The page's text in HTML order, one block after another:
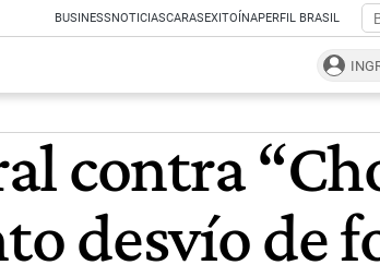
BUSINESSNOTICIASCARASEXITOÍNAPERFIL BRASIL
contra
desvío de